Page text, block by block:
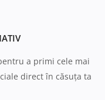
a primi cele mai
direct în căsuța ta